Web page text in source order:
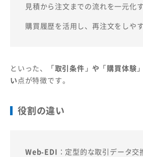
見積から注文までの流れを一元化
購買履歴を活用し、再注文をしや
といった、
「取引条件」や「購買体験
い 点が特徴です。
役割の違い
Web-EDI ：定型的な取引データ交